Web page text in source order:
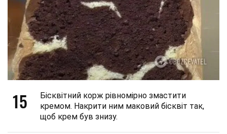
15
Бісквітний корж рівномірно змастити
кремом. Накрити ним маковий бісквіт так,
щоб крем був знизу.